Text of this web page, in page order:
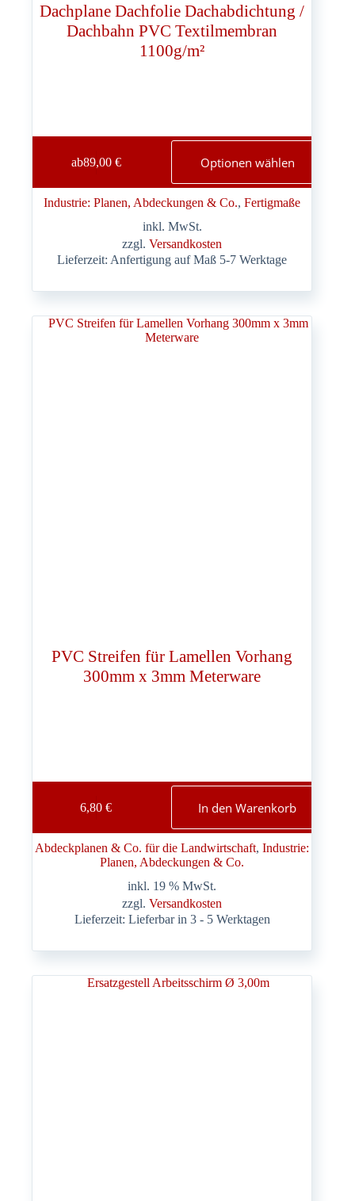
Dachplane Dachfolie Dachabdichtung /
Dachbahn PVC Textilmembran
1100g/m²
ab89,00 € Optionen wählen
Varianten
können
der
gewählt
Industrie: Planen, Abdeckungen & Co., Fertigmaße
inkl. MwSt.
zzgl.Versandkosten
Lieferzeit: Anfertigung auf Maß 5-7 Werktage
PVC Streifen für Lamellen Vorhang
300mm x 3mm Meterware
6,80€ In den Warenkorb
Abdeckplanen & Co. für die Landwirtschaft, Industrie:
Planen, Abdeckungen & Co.
inkl. 19 % MwSt.
zzgl.Versandkosten
Lieferzeit: Lieferbar in 3 - 5 Werktagen